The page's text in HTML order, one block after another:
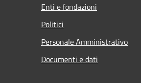
Enti e fondazioni
Politici
Personale Amministrativo
Documenti e dati